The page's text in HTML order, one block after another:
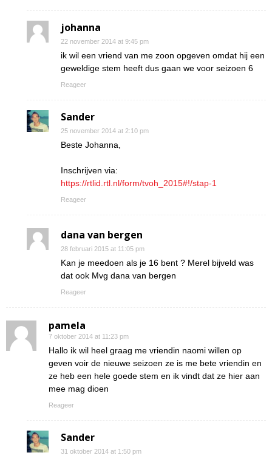
johanna
22 november 2014 at 9:45 pm
ik wil een vriend van me zoon opgeven omdat hij een
geweldige stem heeft dus gaan we voor seizoen 6
Reageer
Sander
25 november 2014 at 2:10 pm
Beste Johanna,
Inschrijven via:
https://rtlid.rtl.nl/form/tvoh_2015#!/stap-1
Reageer
dana van bergen
28 februari 2015 at 11:05 pm
Kan je meedoen als je 16 bent ? Merel bijveld was
dat ook Mvg dana van bergen
Reageer
pamela
7 oktober 2014 at 11:23 pm
Hallo ik wil heel graag me vriendin naomi willen op
geven voir de nieuwe seizoen ze is me bete vriendin en
ze heb een hele goede stem en ik vindt dat ze hier aan
mee mag dioen
Reageer
Sander
31 oktober 2014 at 1:50 pm